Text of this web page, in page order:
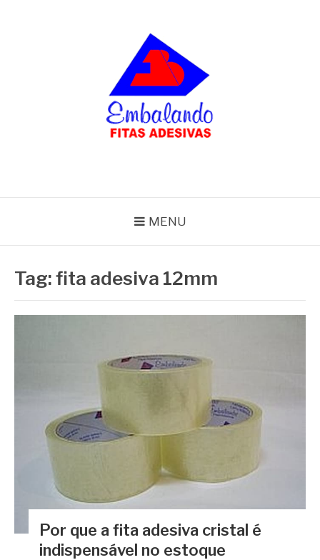
MENU
Tag:fita adesiva 12mm
Por que a fita adesiva cristal é
indispensável no estoque